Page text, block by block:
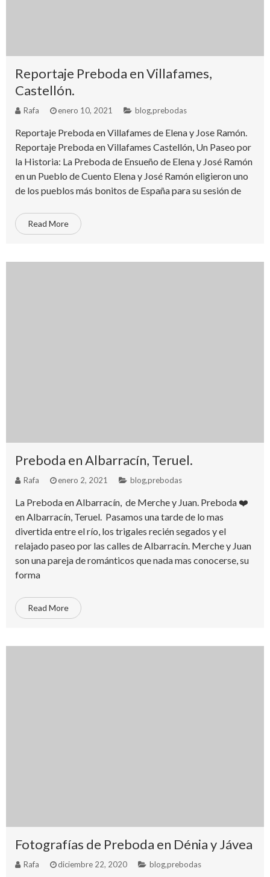
Reportaje Preboda en Villafames,
Castellón.
Rafa enero 10, 2021 blog,prebodas
Reportaje Preboda en Villafames de Elena y Jose Ramón.
Reportaje Preboda en Villafames Castellón, Un Paseo por
la Historia: La Preboda de Ensueño de Elena y José Ramón
en un Pueblo de Cuento Elena y José Ramón eligieron uno
de los pueblos más bonitos de España para su sesión de
Read More
Preboda en Albarracín, Teruel.
Rafa enero 2, 2021 blog,prebodas
La Preboda en Albarracín, de Merche y Juan. Preboda ❤️
en Albarracín, Teruel. Pasamos una tarde de lo mas
divertida entre el río, los trigales recién segados y el
relajado paseo por las calles de Albarracín. Merche y Juan
son una pareja de románticos que nada mas conocerse, su
forma
Read More
Fotografías de Preboda en Dénia y Jávea
Rafa diciembre 22, 2020 blog,prebodas